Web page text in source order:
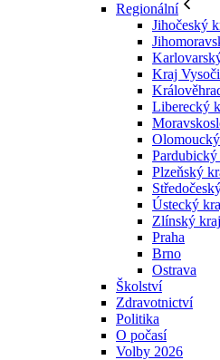
Regionální
Jihočeský
Kraj
Liberecký
Pardubický
Plzeňský
Ústecký
Zlínský kraj
Praha
Brno
Ostrava
Školství
Zdravotnictví
Politika
O počasí
Volby 2026